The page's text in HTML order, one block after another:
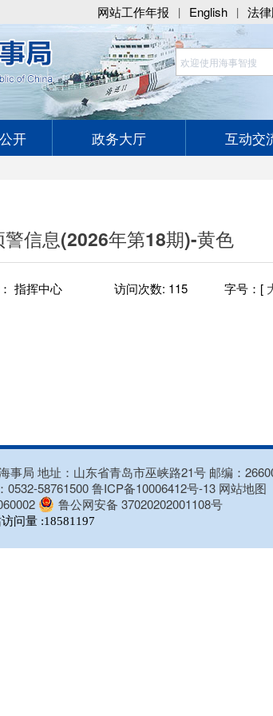
网站工作年报 | English | 法
开 政务大厅 互动交
信息(2026年第18期)-黄色
指挥中心 访问次数: 115 字号：[
事局 地址：山东省青岛市巫峡路21号 邮编：
0532-58761500鲁ICP备10006412号-13 网站地图
鲁公网安备 37020202001108号